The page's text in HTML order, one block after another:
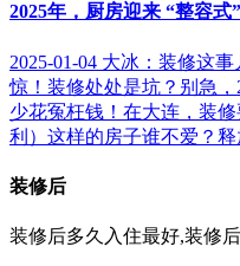
2025年，厨房迎来 “整容式
2025-01-04 大冰：装修这事
惊！装修处处是坑？别急
少花冤枉钱！ 在大连，装
利） 这样的房子谁不爱？
装修后
装修后多久入住最好,装修